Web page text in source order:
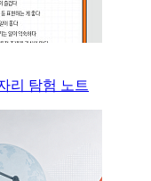
리 탐험 노트